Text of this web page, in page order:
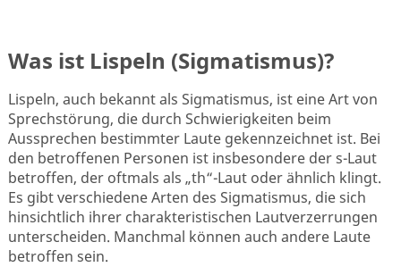
Was ist Lispeln (Sigmatismus)?
Lispeln, auch bekannt als Sigmatismus, ist eine Art von
Sprechstörung, die durch Schwierigkeiten beim
Aussprechen bestimmter Laute gekennzeichnet ist. Bei
den betroffenen Personen ist insbesondere der s-Laut
betroffen, der oftmals als „th“-Laut oder ähnlich klingt.
Es gibt verschiedene Arten des Sigmatismus, die sich
hinsichtlich ihrer charakteristischen Lautverzerrungen
unterscheiden. Manchmal können auch andere Laute
betroffen sein.